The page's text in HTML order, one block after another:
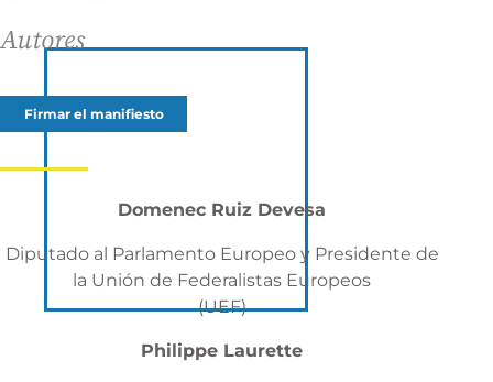
Autores
Firmar el manifiesto
Domenec Ruiz Devesa
Diputado al Parlamento Europeo y Presidente de
la Unión de Federalistas Europeos
(UEF)
Philippe Laurette